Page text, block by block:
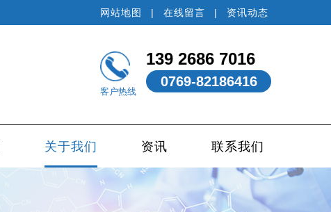
网站地图 | 在线留言 | 资讯动态
客户热线
139 2686 7016
0769-82186416
关于我们 资讯 联系我们